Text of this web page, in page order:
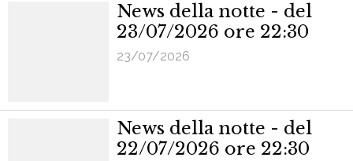
News della notte - del
23/07/2026 ore 22:30
23/07/2026
News della notte - del
22/07/2026 ore 22:30